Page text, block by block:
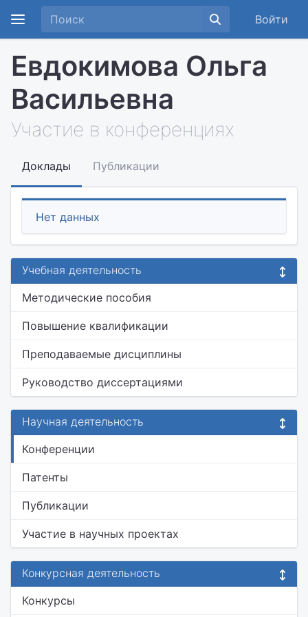
Войти
Евдокимова Ольга
Васильевна
Участие в конференциях
Доклады Публикации
Нет данных
Учебная деятельность
Методические пособия
Повышение квалификации
Преподаваемые дисциплины
Руководство диссертациями
Научная деятельность
Конференции
Патенты
Публикации
Участие в научных проектах
Конкурсная деятельность
Конкурсы